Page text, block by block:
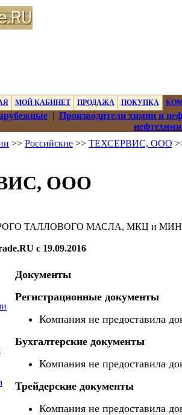
МОЙ КАБИНЕТ ПРОДАЖА ПОКУПКА
| Производители химии и
>> Российские >> ТЕХСЕРВИС, ООО
ООО
ТАЛЛОВОГО МАСЛА, МКЦ и
с 19.09.2016
Документы
Регистрационные документы
Компания не предоставила
Бухгалтерские документы
Компания не предоставила
Трейдерские документы
Компания не предоставила